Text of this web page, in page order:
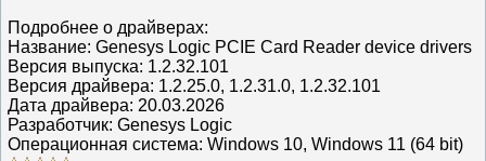
Подробнее о драйверах:
Название: Genesys Logic PCIE Card Reader device drivers
Версия выпуска: 1.2.32.101
Версия драйвера: 1.2.25.0, 1.2.31.0, 1.2.32.101
Дата драйвера: 20.03.2026
Разработчик: Genesys Logic
Операционная система: Windows 10, Windows 11 (64 bit)